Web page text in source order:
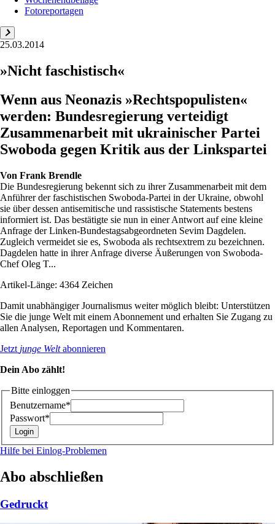
Fotoreportagen
25.03.2014
»Nicht faschistisch«
Wenn aus Neonazis »Rechtspopulisten«
werden: Bundesregierung verteidigt
Zusammenarbeit mit ukrainischer Partei
Swoboda gegen Kritik aus der Linkspartei
Von Frank Brendle
Die Bundesregierung bekennt sich zu ihrer Zusammenarbeit mit dem
Anführer der faschistischen Swoboda-Partei in der Ukraine, obwohl
sie über dessen antisemitische und rassistische Statements bestens
informiert ist. Das bestätigte sie nun in einer Antwort auf eine kleine
Anfrage der Linken-Bundestagsabgeordneten Sevim Dagdelen.
Zugleich vermeidet sie es, Swoboda als rechtsextrem zu bezeichnen.
Dagdelen hatte in ihrer Anfrage diverse Äußerungen von Swoboda-
Chef Oleg T...
Artikel-Länge: 4364 Zeichen
Damit unabhängiger Journalismus weiter möglich bleibt: Unterstützen
Sie die junge Welt mit einem Abonnement und erhalten Sie Zugang zu
allen Analysen, Reportagen und Kommentaren.
Jetzt junge Weltabonnieren
Dein Abo zählt!
Bitte einloggen
Benutzername*
Passwort*
Hilfe bei Einlog-Problemen
Abo abschließen
Gedruckt